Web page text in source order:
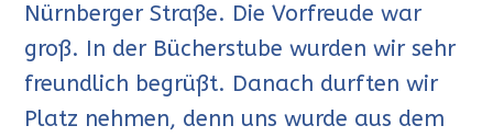
Nürnberger Straße. Die Vorfreude war
groß. In der Bücherstube wurden wir sehr
freundlich begrüßt. Danach durften wir
Platz nehmen, denn uns wurde aus dem